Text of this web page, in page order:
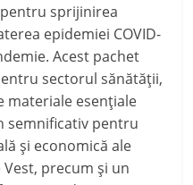
sprijinirea
epidemiei COVID-
Acest pachet
sectorul sănătăţii,
materiale esenţiale
semnificativ pentru
şi economică ale
precum şi un